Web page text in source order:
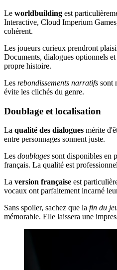
Le worldbuilding est
Interactive, Cloud Imperium
cohérent.
Les joueurs curieux prendront
Documents, dialogues optionnels
propre histoire.
Les rebondissements narratifs sont
évite les clichés du genre.
Doublage et localisation
La qualité des dialogues mérite
entre personnages sonnent juste.
Les doublages sont disponibles en
français. La qualité est
La version française est
vocaux ont parfaitement incarné
Sans spoiler, sachez que la fin du
mémorable. Elle laissera une